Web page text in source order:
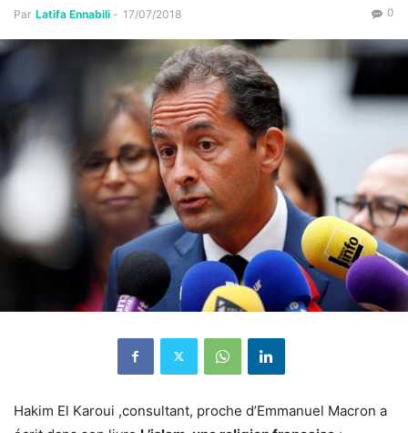
Par Latifa Ennabili - 17/07/2018 0
Hakim El Karoui ,consultant, proche d’Emmanuel Macron a